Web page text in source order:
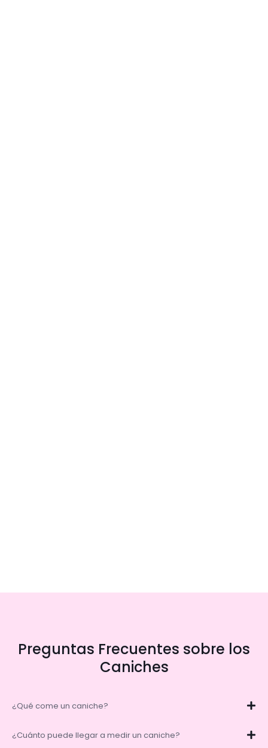
Preguntas Frecuentes sobre los
Caniches
¿Qué come un caniche?
¿Cuánto puede llegar a medir un caniche?